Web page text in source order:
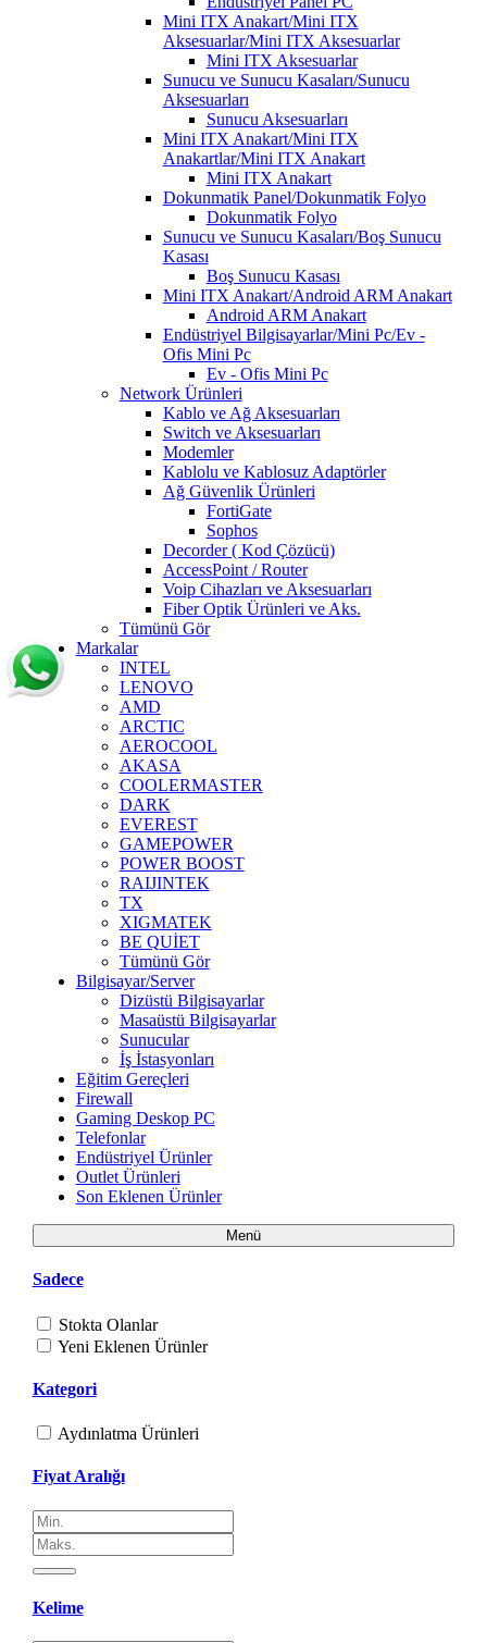
Mini ITX Anakart/Mini ITX
Aksesuarlar/Mini ITX Aksesuarlar
Mini ITX Aksesuarlar
Sunucu ve Sunucu Kasaları/Sunucu
Aksesuarları
Sunucu Aksesuarları
Mini ITX Anakart/Mini ITX
Anakartlar/Mini ITX Anakart
Mini ITX Anakart
Dokunmatik Panel/Dokunmatik Folyo
Dokunmatik Folyo
Sunucu ve Sunucu Kasaları/Boş Sunucu
Kasası
Boş Sunucu Kasası
Mini ITX Anakart/Android ARM Anakart
Android ARM Anakart
Endüstriyel Bilgisayarlar/Mini Pc/Ev -
Ofis Mini Pc
Ev - Ofis Mini Pc
Network Ürünleri
Kablo ve Ağ Aksesuarları
Switch ve Aksesuarları
Modemler
Kablolu ve Kablosuz Adaptörler
Ağ Güvenlik Ürünleri
FortiGate
Sophos
Decorder ( Kod Çözücü)
AccessPoint / Router
Voip Cihazları ve Aksesuarları
Fiber Optik Ürünleri ve Aks.
Tümünü Gör
Markalar
INTEL
LENOVO
AMD
ARCTIC
AEROCOOL
AKASA
COOLERMASTER
DARK
EVEREST
GAMEPOWER
POWER BOOST
RAIJINTEK
TX
XIGMATEK
BE QUİET
Tümünü Gör
Bilgisayar/Server
Dizüstü Bilgisayarlar
Masaüstü Bilgisayarlar
Sunucular
İş İstasyonları
Eğitim Gereçleri
Firewall
Gaming Deskop PC
Telefonlar
Endüstriyel Ürünler
Outlet Ürünleri
Son Eklenen Ürünler
Menü
Sadece
Stokta Olanlar
Yeni Eklenen Ürünler
Kategori
Aydınlatma Ürünleri
Fiyat Aralığı
Kelime